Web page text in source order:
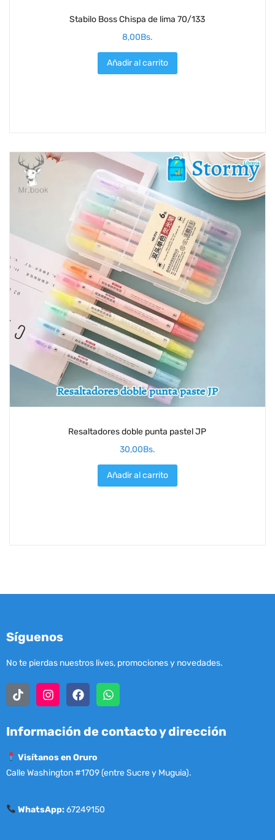
Stabilo Boss Chispa de lima 70/133
8,00Bs.
Añadir al carrito
Resaltadores doble punta pastel JP
30,00Bs.
Añadir al carrito
Síguenos
No te pierdas nuestros lives, promociones y novedades.
Información de contacto y dirección
Visítanos en Oruro
Calle Washington #1709 (entre Sucre y Muguia).
WhatsApp:67249150